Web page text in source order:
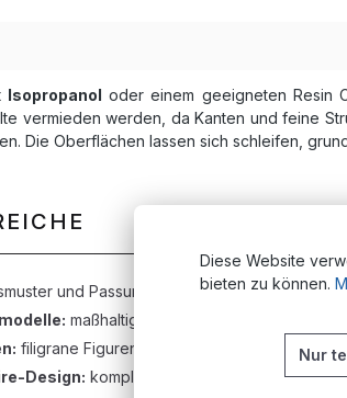
Isopropanol oder einem geeigneten Resin
vermieden werden, da Kanten und feine
Die Oberflächen lassen sich schleifen,
und Passungsprüfungen in der
maßhaltige Visualisierungsmodelle
filigrane Figuren und Sammlerobjekte
Design: komplexe Geometrien mit feinen
Diese Website
bieten zu können.
Nur